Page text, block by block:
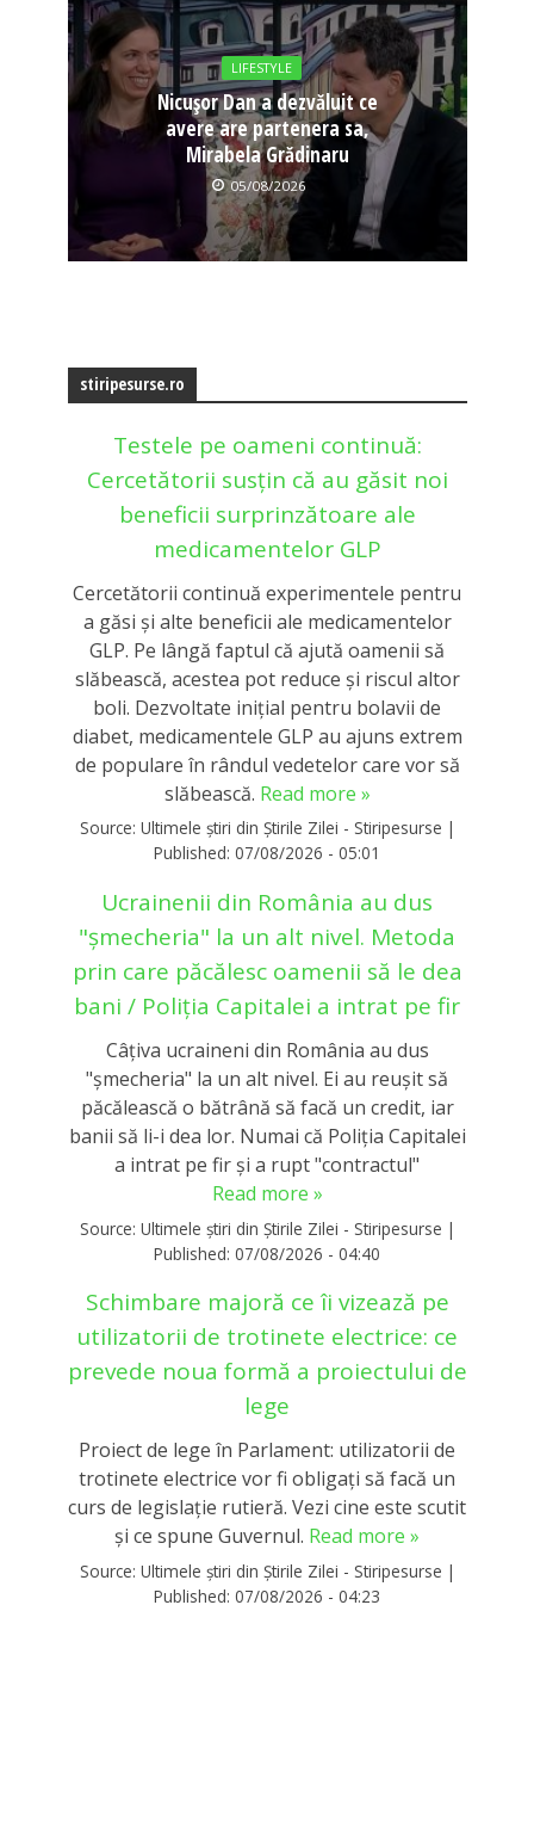
LIFESTYLE
Nicușor Dan a dezvăluit ce
avere are partenera sa,
Mirabela Grădinaru
05/08/2026
stiripesurse.ro
Testele pe oameni continuă:
Cercetătorii susțin că au găsit noi
beneficii surprinzătoare ale
medicamentelor GLP
Cercetătorii continuă experimentele pentru
a găsi și alte beneficii ale medicamentelor
GLP. Pe lângă faptul că ajută oamenii să
slăbească, acestea pot reduce și riscul altor
boli. Dezvoltate inițial pentru bolavii de
diabet, medicamentele GLP au ajuns extrem
de populare în rândul vedetelor care vor să
slăbească. Read more »
Source: Ultimele știri din Știrile Zilei - Stiripesurse |
Published: 07/08/2026 - 05:01
Ucrainenii din România au dus
"șmecheria" la un alt nivel. Metoda
prin care păcălesc oamenii să le dea
bani / Poliția Capitalei a intrat pe fir
Câțiva ucraineni din România au dus
"șmecheria" la un alt nivel. Ei au reușit să
păcălească o bătrână să facă un credit, iar
banii să li-i dea lor. Numai că Poliția Capitalei
a intrat pe fir și a rupt "contractul"
Read more »
Source: Ultimele știri din Știrile Zilei - Stiripesurse |
Published: 07/08/2026 - 04:40
Schimbare majoră ce îi vizează pe
utilizatorii de trotinete electrice: ce
prevede noua formă a proiectului de
lege
Proiect de lege în Parlament: utilizatorii de
trotinete electrice vor fi obligați să facă un
curs de legislație rutieră. Vezi cine este scutit
și ce spune Guvernul. Read more »
Source: Ultimele știri din Știrile Zilei - Stiripesurse |
Published: 07/08/2026 - 04:23